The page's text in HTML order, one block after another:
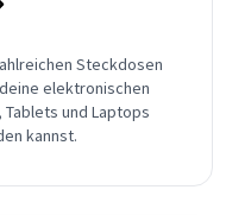
Steckdosen
elektronischen
und Laptops
kannst.